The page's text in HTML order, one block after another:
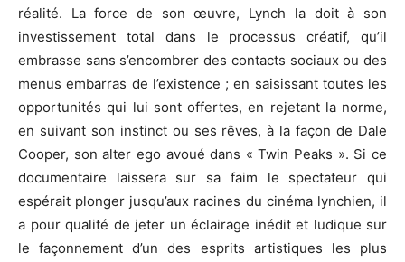
réalité. La force de son œuvre, Lynch la doit à son
investissement total dans le processus créatif, qu’il
embrasse sans s’encombrer des contacts sociaux ou des
menus embarras de l’existence ; en saisissant toutes les
opportunités qui lui sont offertes, en rejetant la norme,
en suivant son instinct ou ses rêves, à la façon de Dale
Cooper, sonalter ego avoué dans «Twin Peaks ». Si ce
documentaire laissera sur sa faim le spectateur qui
espérait plonger jusqu’aux racines du cinéma lynchien, il
a pour qualité de jeter un éclairage inédit et ludique sur
le façonnement d’un des esprits artistiques les plus